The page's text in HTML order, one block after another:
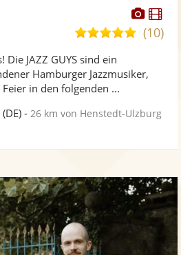
5,0
Sternen
(10)
Die JAZZ GUYS sind ein
Hamburger Jazzmusiker,
in den folgenden ...
(DE) - 26 km von Henstedt-Ulzburg